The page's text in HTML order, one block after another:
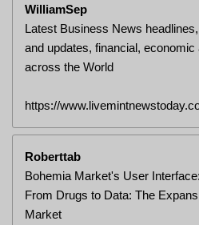
WilliamSep
Latest Business News
and updates, financial,
across the World
https://
Roberttab
Bohemia Market's User
From Drugs to Data: The
Market